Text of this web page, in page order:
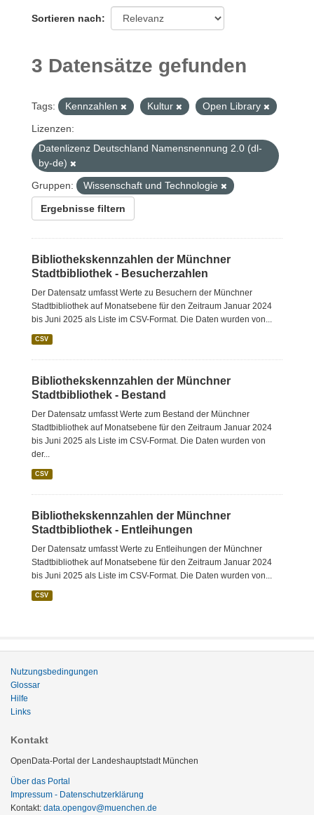
Sortieren nach
3 Datensätze gefunden
Tags: Kennzahlen Kultur
Open Library
Lizenzen:
Datenlizenz Deutschland Namensnennung 2.0 (dl-
by-de)
Gruppen:
Wissenschaft und Technologie
Ergebnisse filtern
Bibliothekskennzahlen der Münchner
Stadtbibliothek - Besucherzahlen
Der Datensatz umfasst Werte zu Besuchern der Münchner
Stadtbibliothek auf Monatsebene für den Zeitraum Januar 2024
bis Juni 2025 als Liste im CSV-Format. Die Daten wurden von...
CSV
Bibliothekskennzahlen der Münchner
Stadtbibliothek - Bestand
Der Datensatz umfasst Werte zum Bestand der Münchner
Stadtbibliothek auf Monatsebene für den Zeitraum Januar 2024
bis Juni 2025 als Liste im CSV-Format. Die Daten wurden von
der...
CSV
Bibliothekskennzahlen der Münchner
Stadtbibliothek - Entleihungen
Der Datensatz umfasst Werte zu Entleihungen der Münchner
Stadtbibliothek auf Monatsebene für den Zeitraum Januar 2024
bis Juni 2025 als Liste im CSV-Format. Die Daten wurden von...
CSV
Nutzungsbedingungen
Glossar
Hilfe
Links
Kontakt
OpenData-Portal der Landeshauptstadt München
Über das Portal
Impressum - Datenschutzerklärung
Kontakt: data.opengov@muenchen.de